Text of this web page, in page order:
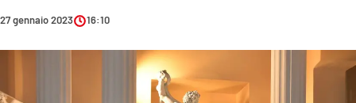
27 gennaio 2023 16:10